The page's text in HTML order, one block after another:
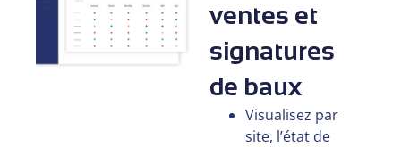
ventes et
signatures
de baux
Visualisez par
site, l’état de